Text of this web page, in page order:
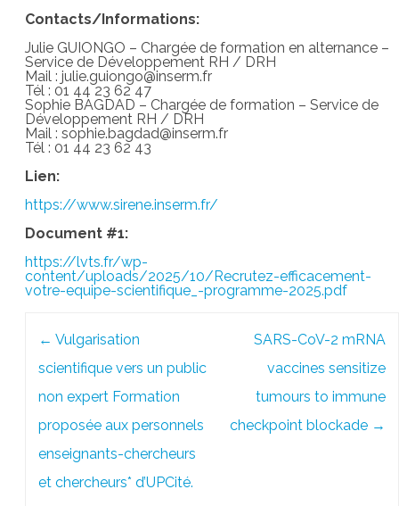
Contacts/Informations:
Julie GUIONGO – Chargée de formation en alternance –
Service de Développement RH / DRH
Mail : julie.guiongo@inserm.fr
Tél : 01 44 23 62 47
Sophie BAGDAD – Chargée de formation – Service de
Développement RH / DRH
Mail : sophie.bagdad@inserm.fr
Tél : 01 44 23 62 43
Lien:
https://www.sirene.inserm.fr/
Document #1:
https://lvts.fr/wp-
content/uploads/2025/10/Recrutez-efficacement-
votre-equipe-scientifique_-programme-2025.pdf
← Vulgarisation
scientifique vers un public
non expert Formation
proposée aux personnels
enseignants-chercheurs
et chercheurs* d’UPCité.
SARS-CoV-2 mRNA
vaccines sensitize
tumours to immune
checkpoint blockade →